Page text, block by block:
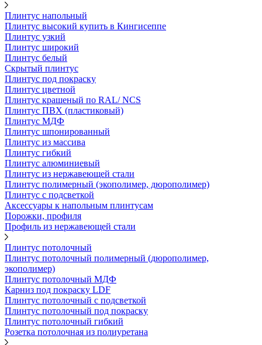
Плинтус напольный
Плинтус высокий купить в Кингисеппе
Плинтус узкий
Плинтус широкий
Плинтус белый
Скрытый плинтус
Плинтус под покраску
Плинтус цветной
Плинтус крашеный по RAL/ NCS
Плинтус ПВХ (пластиковый)
Плинтус МДФ
Плинтус шпонированный
Плинтус из массива
Плинтус гибкий
Плинтус алюминиевый
Плинтус из нержавеющей стали
Плинтус полимерный (экополимер, дюрополимер)
Плинтус с подсветкой
Аксессуары к напольным плинтусам
Порожки, профиля
Профиль из нержавеющей стали
Плинтус потолочный
Плинтус потолочный полимерный (дюрополимер,
экополимер)
Плинтус потолочный МДФ
Карниз под покраску LDF
Плинтус потолочный с подсветкой
Плинтус потолочный под покраску
Плинтус потолочный гибкий
Розетка потолочная из полиуретана